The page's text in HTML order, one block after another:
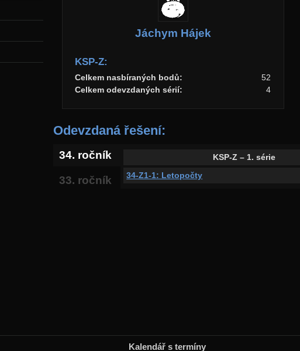
Jáchym Hájek
KSP-Z:
Celkem nasbíraných bodů:
52
Celkem odevzdaných sérií:
4
Odevzdaná řešení:
34. ročník
33. ročník
KSP-Z – 1. série
34-Z1-1: Letopočty
Kalendář s termíny